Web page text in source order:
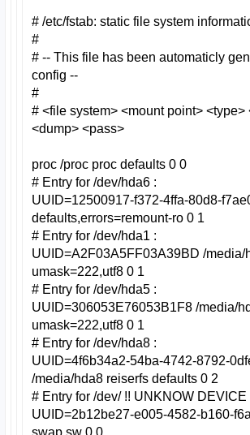
# /etc/fstab: static file system
#
# -- This file has been automaticly
config --
#
# <file system> <mount point> <type>
<dump> <pass>
proc /proc proc defaults 0 0
# Entry for /dev/hda6 :
UUID=12500917-f372-4ffa-80d8-
defaults,errors=remount-ro 0 1
# Entry for /dev/hda1 :
UUID=A2F03A5FF03A39BD /media/
umask=222,utf8 0 1
# Entry for /dev/hda5 :
UUID=306053E76053B1F8 /media/
umask=222,utf8 0 1
# Entry for /dev/hda8 :
UUID=4f6b34a2-54ba-4742-8792-
/media/hda8 reiserfs defaults 0 2
# Entry for /dev/ !! UNKNOW DEVICE
UUID=2b12be27-e005-4582-b160-
swap sw 0 0